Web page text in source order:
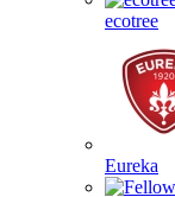
ecotree
Eureka